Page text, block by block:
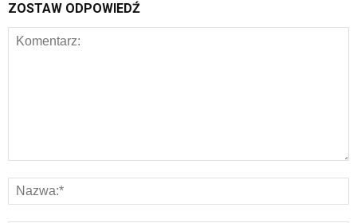
ZOSTAW ODPOWIEDŹ